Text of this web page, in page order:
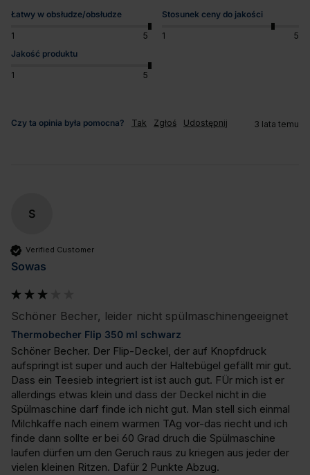
Łatwy w obsłudze/obsłudze
1 5
Stosunek ceny do jakości
1
5
Jakość produktu
1 5
Czy ta opinia była pomocna? Tak Zgłoś Udostępnij 3 lata temu
S
Verified Customer
Sowas
Schöner Becher, leider nicht spülmaschinengeeignet
Thermobecher Flip 350 ml schwarz
Schöner Becher. Der Flip-Deckel, der auf Knopfdruck
aufspringt ist super und auch der Haltebügel gefällt mir gut.
Dass ein Teesieb integriert ist ist auch gut. FÜr mich ist er
allerdings etwas klein und dass der Deckel nicht in die
Spülmaschine darf finde ich nicht gut. Man stell sich einmal
Milchkaffe nach einem warmen TAg vor-das riecht und ich
finde dann sollte er bei 60 Grad druch die Spülmaschine
laufen dürfen um den Geruch raus zu kriegen aus jeder der
vielen kleinen Ritzen. Dafür 2 Punkte Abzug.